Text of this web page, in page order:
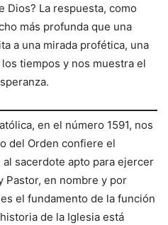
Dios? La respuesta, como
más profunda que una
a una mirada profética, una
tiempos y nos muestra el
en el número 1591, nos
del Orden confiere el
sacerdote apto para ejercer
Pastor, en nombre y por
el fundamento de la función
de la Iglesia está